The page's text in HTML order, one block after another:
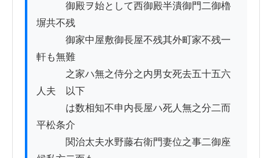
御殿ヲ始として西御殿半潰御門二御櫓
塀共不残
御家中屋敷御長屋不残其外町家不残一
軒も無難
之家ハ無之侍分之内男女死去五十五六
人夫ゟ以下
は数相知不申内長屋ハ死人無之分二而
平松条介
関治太夫水野藤右衛門妻位之事二御座